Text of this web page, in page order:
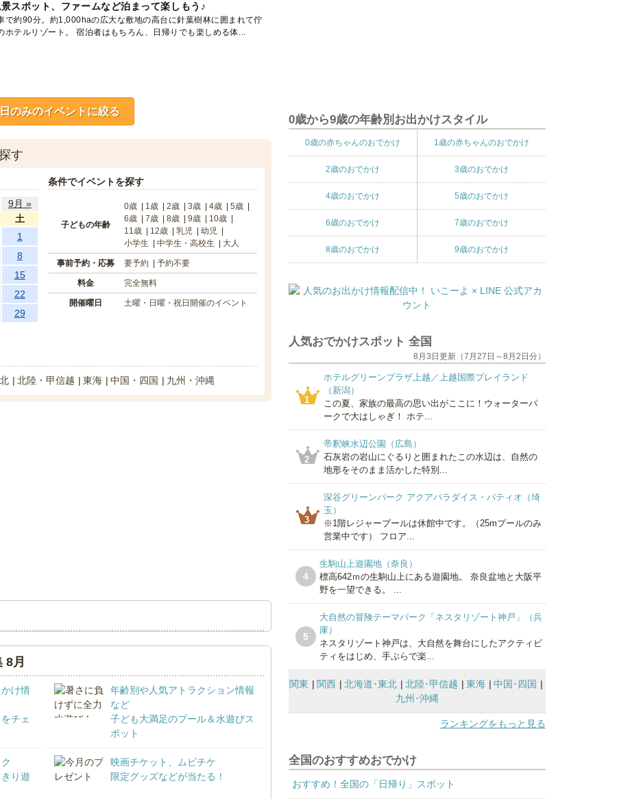
スポット、ファームなど泊まって楽しもう♪
で約90分。約1,000haの広大な敷地の高台に針葉樹林に囲まれて佇
む全室オールスイートのホテルリゾート。 宿泊者はもちろん、日帰りでも楽しめる体...
のみのイベントに絞る
す
9月 »
土
1
8
15
22
29
条件でイベントを探す
子どもの年齢
0歳 1歳 2歳 3歳 4歳
5歳
6歳
7歳 8歳 9歳
10歳
11歳
12歳 乳児
幼児
小学生
中学生・高校生 大人
事前予約・応募 要予約 予約不要
料金 完全無料
開催曜日 土曜・日曜・祝日開催のイベント
北陸・甲信越 東海 中国・四国 九州・沖縄
8月
け情
チェ
年齢別や人気アトラクション情報
など
子ども大満足のプール＆水遊びス
ポット
り遊
映画チケット、ムビチケ
限定グッズなどが当たる！
0歳から9歳の年齢別お出かけスタイル
0歳の赤ちゃんのおでかけ 1歳の赤ちゃんのおでかけ
2歳のおでかけ 3歳のおでかけ
4歳のおでかけ 5歳のおでかけ
6歳のおでかけ 7歳のおでかけ
8歳のおでかけ 9歳のおでかけ
人気おでかけスポット 全国
8月3日更新（7月27日～8月2日分）
1
ホテルグリーンプラザ上越／上越国際プレイランド
（新潟）
この夏、家族の最高の思い出がここに！ウォーターパ
ークで大はしゃぎ！ ホテ...
2
帝釈峡水辺公園（広島）
石灰岩の岩山にぐるりと囲まれたこの水辺は、自然の
地形をそのまま活かした特別...
3
深谷グリーンパーク アクアパラダイス・パティオ（埼
玉）
※1階レジャープールは休館中です。（25mプールのみ
営業中です） フロア...
4
生駒山上遊園地（奈良）
標高642ｍの生駒山上にある遊園地。 奈良盆地と大阪平
野を一望できる。 ...
5
大自然の冒険テーマパーク「ネスタリゾート神戸」（兵
庫）
ネスタリゾート神戸は、大自然を舞台にしたアクティビ
ティをはじめ、手ぶらで楽...
関東 関西 北海道･東北 北陸･甲信越 東海
中国･四国
九州･沖縄
ランキングをもっと見る
全国のおすすめおでかけ
おすすめ！全国の「日帰り」スポット